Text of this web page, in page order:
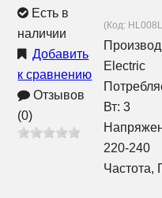
Есть в
наличии
Добавить
к сравнению
Отзывов
(0)
(Код:
Electric
Вт: 3
220-240
Частота,